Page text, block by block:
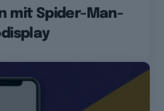
mit Spider-Man-